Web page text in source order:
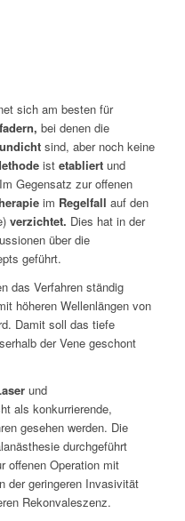
sich am besten für
bei denen die
undichtsind, aber noch keine
ist etabliertund
Im Gegensatz zur offenen
im Regelfall auf den
verzichtet. Dies hat in der
über die
geführt.
das Verfahren ständig
höheren Wellenlängen von
Damit soll das tiefe
der Vene geschont
und
als konkurrierende,
gesehen werden. Die
durchgeführt
offenen Operation mit
der geringeren Invasivität
Rekonvaleszenz.